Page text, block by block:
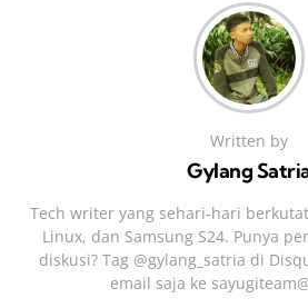
Written by
Gylang
Tech writer yang sehari‑hari
Linux, dan Samsung S24. Punya
diskusi? Tag @gylang_satria di
email saja ke